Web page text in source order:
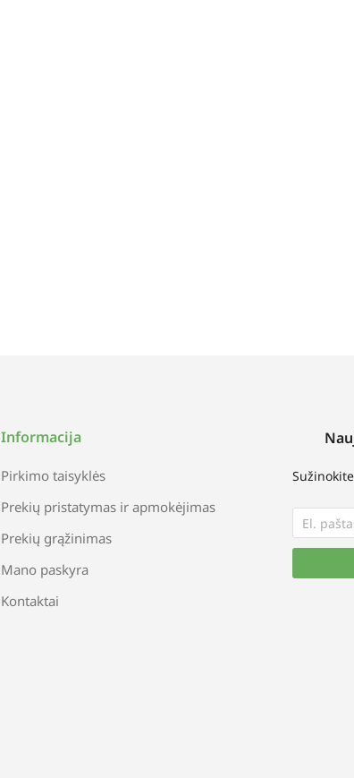
Informacija
Pirkimo taisyklės
Prekių pristatymas ir apmokėjimas
Prekių grąžinimas
Mano paskyra
Kontaktai